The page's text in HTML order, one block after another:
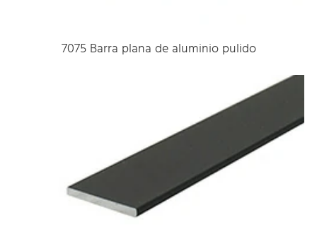
7075 Barra plana de aluminio pulido